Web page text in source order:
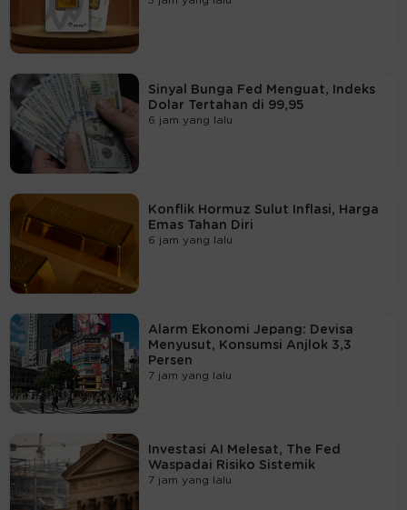
Sinyal Bunga Fed Menguat, Indeks
Dolar Tertahan di 99,95
6 jam yang lalu
Konflik Hormuz Sulut Inflasi, Harga
Emas Tahan Diri
6 jam yang lalu
Alarm Ekonomi Jepang: Devisa
Menyusut, Konsumsi Anjlok 3,3
Persen
7 jam yang lalu
Investasi AI Melesat, The Fed
Waspadai Risiko Sistemik
7 jam yang lalu